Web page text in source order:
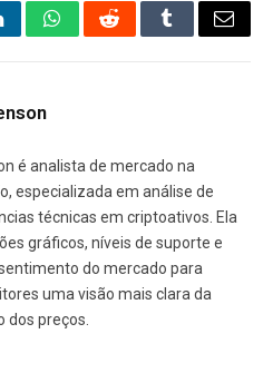
WhatsAppRedditTumblrE-
é analista de mercado na
especializada em análise de
técnicas em criptoativos. Ela
gráficos, níveis de suporte e
do mercado para
uma visão mais clara da
dos preços.